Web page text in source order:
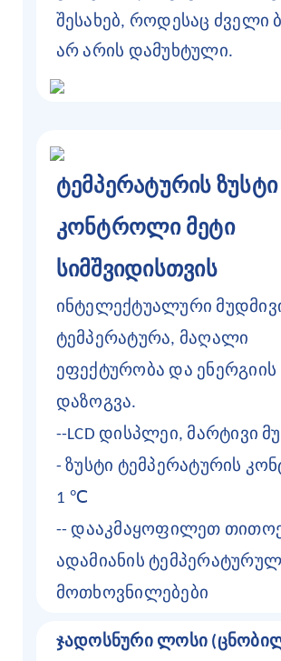
შესახებ, როდესაც ძველი
არ არის დამუხტული.
ტემპერატურის ზუსტი
კონტროლი მეტი
სიმშვიდისთვის
ინტელექტუალური
ტემპერატურა, მაღალი
ეფექტურობა და ენერგიის
დაზოგვა.
--LCD დისპლეი, მარტივი
- ზუსტი ტემპერატურის
1 ℃
-- დააკმაყოფილეთ
ადამიანის
მოთხოვნილებები
ჯადოსნური ლოსი